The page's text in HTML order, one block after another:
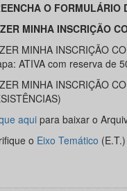
O FORMULÁRIO
MINHA INSCRIÇÃO
MINHA INSCRIÇÃO
ATIVA com reserva de
MINHA INSCRIÇÃO
aqui para baixar o
o Eixo Temático